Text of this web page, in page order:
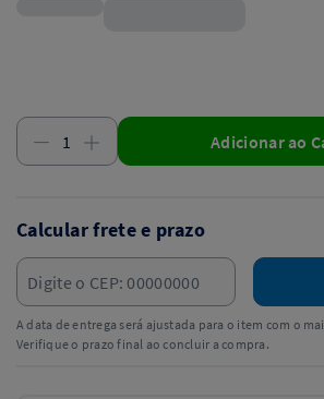
Adicionar ao
Calcular frete e prazo
A data de entrega será ajustada para o item com o
Verifique o prazo final ao concluir a compra.